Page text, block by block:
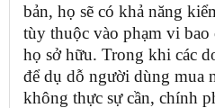
bản, họ sẽ có khả năng
tùy thuộc vào phạm vi bao
họ sở hữu. Trong khi các
để dụ dỗ người dùng mua
không thực sự cần, chính